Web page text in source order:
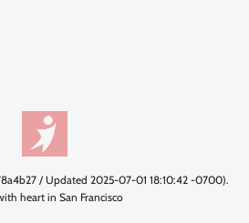
/ Updated 2025-07-01 18:10:42 -0700).
heart in San Francisco